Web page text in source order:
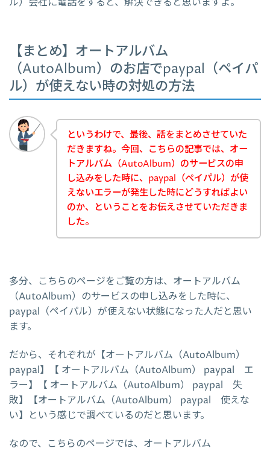
【まとめ】オートアルバム
（AutoAlbum）のお店でpaypal（ペイパ
ル）が使えない時の対処の方法
というわけで、最後、話をまとめさせていた
だきますね。今回、こちらの記事では、オー
トアルバム（AutoAlbum）のサービスの申
し込みをした時に、paypal（ペイパル）が使
えないエラーが発生した時にどうすればよい
のか、ということをお伝えさせていただきま
した。
多分、こちらのページをご覧の方は、オートアルバム
（AutoAlbum）のサービスの申し込みをした時に、
paypal（ペイパル）が使えない状態になった人だと思い
ます。
だから、それぞれが【オートアルバム（AutoAlbum）
paypal】【 オートアルバム（AutoAlbum） paypal エ
ラー】【 オートアルバム（AutoAlbum） paypal 失
敗】【オートアルバム（AutoAlbum） paypal 使えな
い】という感じで調べているのだと思います。
なので、こちらのページでは、オートアルバム